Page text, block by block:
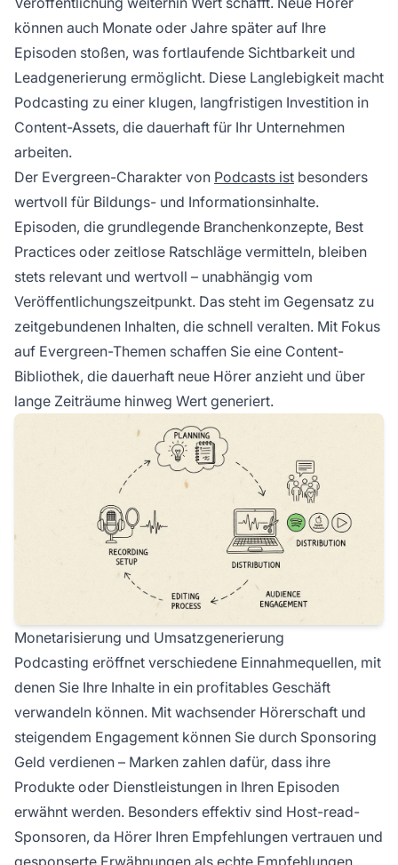
können auch Monate oder Jahre später auf Ihre
Episoden stoßen, was fortlaufende Sichtbarkeit und
Leadgenerierung ermöglicht. Diese Langlebigkeit macht
Podcasting zu einer klugen, langfristigen Investition in
Content-Assets, die dauerhaft für Ihr Unternehmen
arbeiten.
Der Evergreen-Charakter von Podcasts ist besonders
wertvoll für Bildungs- und Informationsinhalte.
Episoden, die grundlegende Branchenkonzepte, Best
Practices oder zeitlose Ratschläge vermitteln, bleiben
stets relevant und wertvoll – unabhängig vom
Veröffentlichungszeitpunkt. Das steht im Gegensatz zu
zeitgebundenen Inhalten, die schnell veralten. Mit Fokus
auf Evergreen-Themen schaffen Sie eine Content-
Bibliothek, die dauerhaft neue Hörer anzieht und über
lange Zeiträume hinweg Wert generiert.
Monetarisierung und Umsatzgenerierung
Podcasting eröffnet verschiedene Einnahmequellen, mit
denen Sie Ihre Inhalte in ein profitables Geschäft
verwandeln können. Mit wachsender Hörerschaft und
steigendem Engagement können Sie durch Sponsoring
Geld verdienen – Marken zahlen dafür, dass ihre
Produkte oder Dienstleistungen in Ihren Episoden
erwähnt werden. Besonders effektiv sind Host-read-
Sponsoren, da Hörer Ihren Empfehlungen vertrauen und